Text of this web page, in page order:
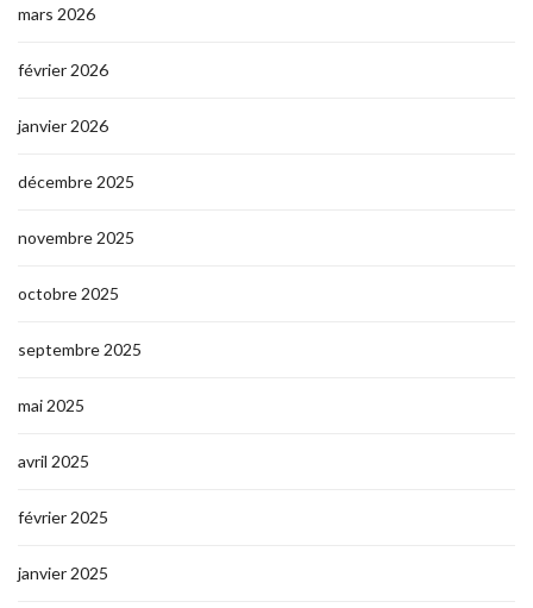
mars 2026
février 2026
janvier 2026
décembre 2025
novembre 2025
octobre 2025
septembre 2025
mai 2025
avril 2025
février 2025
janvier 2025